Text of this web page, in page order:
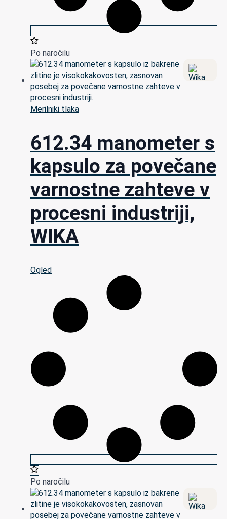
Po naročilu
Merilniki tlaka
612.34 manometer s
kapsulo za povečane
varnostne zahteve v
procesni industriji,
WIKA
Ogled
Po naročilu